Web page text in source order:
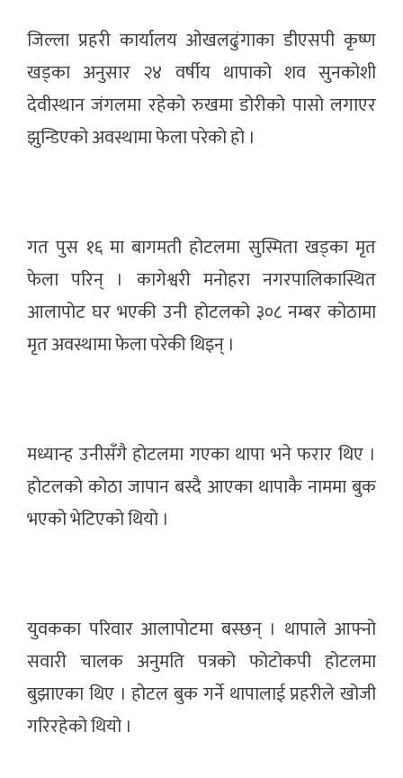
जिल्ला प्रहरी कार्यालय ओखलढुंगाका डीएसपी कृष्ण
खड्का अनुसार २४ वर्षीय थापाको शव सुनकोशी
देवीस्थान जंगलमा रहेको रुखमा डोरीको पासो लगाएर
झुन्डिएको अवस्थामा फेला परेको हो ।
गत पुस १६ मा बागमती होटलमा सुस्मिता खड्का मृत
फेला परिन् । कागेश्वरी मनोहरा नगरपालिकास्थित
आलापोट घर भएकी उनी होटलको ३०८ नम्बर कोठामा
मृत अवस्थामा फेला परेकी थिइन् ।
मध्यान्ह उनीसँगै होटलमा गएका थापा भने फरार थिए ।
होटलको कोठा जापान बस्दै आएका थापाकै नाममा बुक
भएको भेटिएको थियो ।
युवकका परिवार आलापोटमा बस्छन् । थापाले आफ्नो
सवारी चालक अनुमति पत्रको फोटोकपी होटलमा
बुझाएका थिए । होटल बुक गर्ने थापालाई प्रहरीले खोजी
गरिरहेको थियो ।